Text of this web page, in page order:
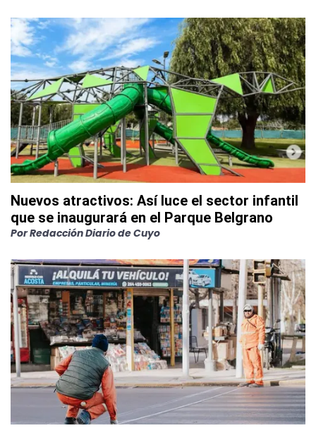
Nuevos atractivos: Así luce el sector infantil
que se inaugurará en el Parque Belgrano
PorRedacción Diario de Cuyo